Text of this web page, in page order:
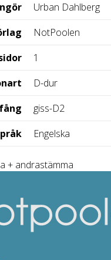
Urban Dahlberg
NotPoolen
1
D-dur
giss-D2
Engelska
+ andrastämma